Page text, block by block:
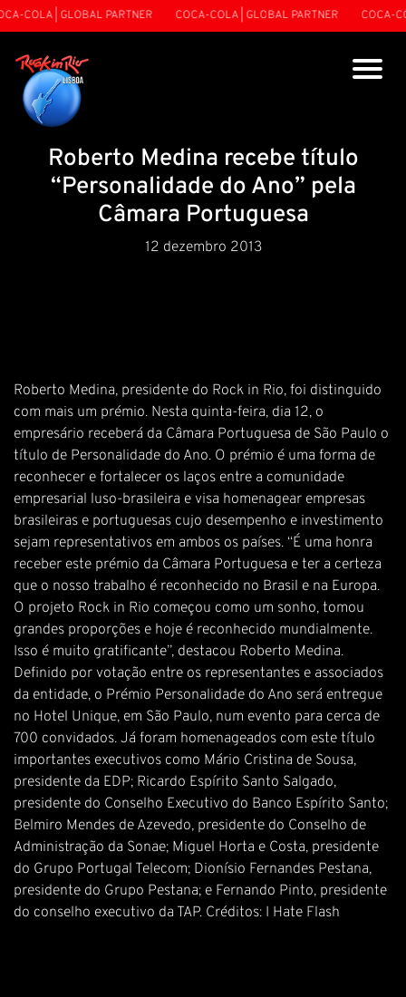
COLA | GLOBAL PARTNER COCA-COLA | GLOBAL PARTNER COCA-
Roberto Medina recebe título
“Personalidade do Ano” pela
Câmara Portuguesa
12 dezembro 2013
Roberto Medina, presidente do Rock in Rio, foi distinguido
com mais um prémio. Nesta quinta-feira, dia 12, o
empresário receberá da Câmara Portuguesa de São Paulo o
título de Personalidade do Ano. O prémio é uma forma de
reconhecer e fortalecer os laços entre a comunidade
empresarial luso-brasileira e visa homenagear empresas
brasileiras e portuguesas cujo desempenho e investimento
sejam representativos em ambos os países. “É uma honra
receber este prémio da Câmara Portuguesa e ter a certeza
que o nosso trabalho é reconhecido no Brasil e na Europa.
O projeto Rock in Rio começou como um sonho, tomou
grandes proporções e hoje é reconhecido mundialmente.
Isso é muito gratificante”, destacou Roberto Medina.
Definido por votação entre os representantes e associados
da entidade, o Prémio Personalidade do Ano será entregue
no Hotel Unique, em São Paulo, num evento para cerca de
700 convidados. Já foram homenageados com este título
importantes executivos como Mário Cristina de Sousa,
presidente da EDP; Ricardo Espírito Santo Salgado,
presidente do Conselho Executivo do Banco Espírito Santo;
Belmiro Mendes de Azevedo, presidente do Conselho de
Administração da Sonae; Miguel Horta e Costa, presidente
do Grupo Portugal Telecom; Dionísio Fernandes Pestana,
presidente do Grupo Pestana; e Fernando Pinto, presidente
do conselho executivo da TAP. Créditos: I Hate Flash